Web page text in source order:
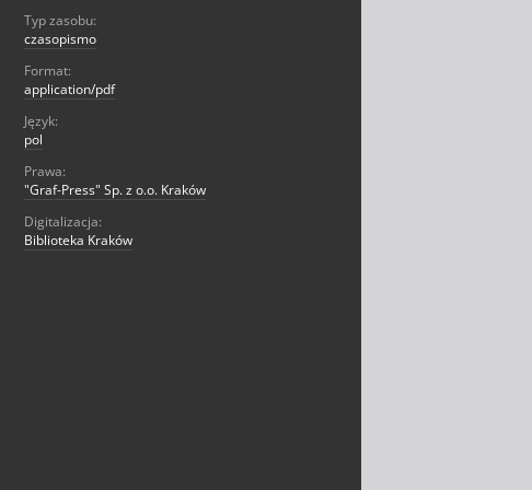
Typ zasobu:
czasopismo
Format:
application/pdf
Język:
pol
Prawa:
"Graf-Press" Sp. z o.o. Kraków
Digitalizacja:
Biblioteka Kraków